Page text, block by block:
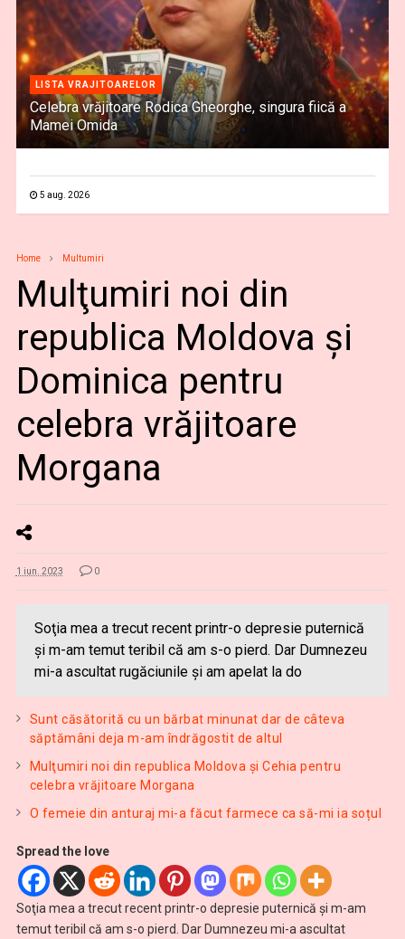
LISTA VRAJITOARELOR
Celebra vrăjitoare Rodica Gheorghe, singura fiică a
Mamei Omida
5 aug. 2026
Home Multumiri
Mulţumiri noi din
republica Moldova și
Dominica pentru
celebra vrăjitoare
Morgana
1 iun. 2023 0
Soţia mea a trecut recent printr-o depresie puternică
şi m-am temut teribil că am s-o pierd. Dar Dumnezeu
mi-a ascultat rugăciunile şi am apelat la do
Sunt căsătorită cu un bărbat minunat dar de câteva
săptămâni deja m-am îndrăgostit de altul
Mulţumiri noi din republica Moldova și Cehia pentru
celebra vrăjitoare Morgana
O femeie din anturaj mi-a făcut farmece ca să-mi ia soțul
Spread the love
Soţia mea a trecut recent printr-o depresie puternică şi m-am
temut teribil că am s-o pierd. Dar Dumnezeu mi-a ascultat